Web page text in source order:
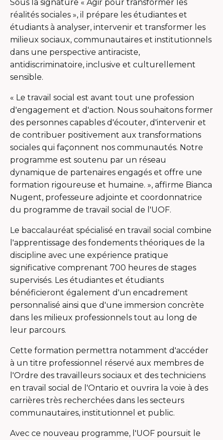
Sous la signature « Agir pour transformer les
réalités sociales », il prépare les étudiantes et
étudiants à analyser, intervenir et transformer les
milieux sociaux, communautaires et institutionnels
dans une perspective antiraciste,
antidiscriminatoire, inclusive et culturellement
sensible.
« Le travail social est avant tout une profession
d'engagement et d'action. Nous souhaitons former
des personnes capables d'écouter, d'intervenir et
de contribuer positivement aux transformations
sociales qui façonnent nos communautés. Notre
programme est soutenu par un réseau
dynamique de partenaires engagés et offre une
formation rigoureuse et humaine. », affirme Bianca
Nugent, professeure adjointe et coordonnatrice
du programme de travail social de l'UOF.
Le baccalauréat spécialisé en travail social combine
l'apprentissage des fondements théoriques de la
discipline avec une expérience pratique
significative comprenant 700 heures de stages
supervisés. Les étudiantes et étudiants
bénéficieront également d'un encadrement
personnalisé ainsi que d'une immersion concrète
dans les milieux professionnels tout au long de
leur parcours.
Cette formation permettra notamment d'accéder
à un titre professionnel réservé aux membres de
l'Ordre des travailleurs sociaux et des techniciens
en travail social de l'Ontario et ouvrira la voie à des
carrières très recherchées dans les secteurs
communautaires, institutionnel et public.
Avec ce nouveau programme, l'UOF poursuit le